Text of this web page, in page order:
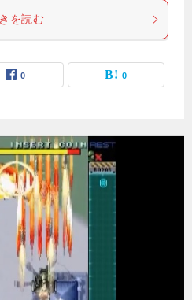
を読む
0 0